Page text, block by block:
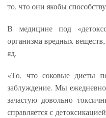
то, что они якобы
В медицине под
организма вредных
яд.
«То, что соковые диеты
заблуждение. Мы
зачастую довольно
справляется с